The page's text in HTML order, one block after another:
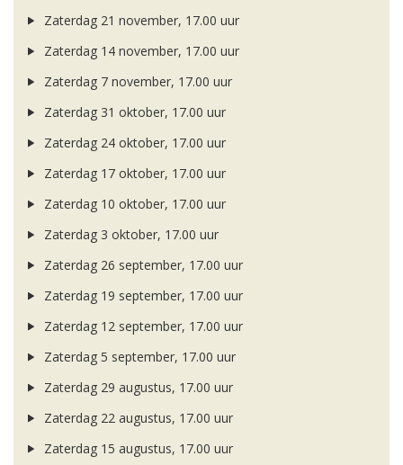
Zaterdag 21 november, 17.00 uur
Zaterdag 14 november, 17.00 uur
Zaterdag 7 november, 17.00 uur
Zaterdag 31 oktober, 17.00 uur
Zaterdag 24 oktober, 17.00 uur
Zaterdag 17 oktober, 17.00 uur
Zaterdag 10 oktober, 17.00 uur
Zaterdag 3 oktober, 17.00 uur
Zaterdag 26 september, 17.00 uur
Zaterdag 19 september, 17.00 uur
Zaterdag 12 september, 17.00 uur
Zaterdag 5 september, 17.00 uur
Zaterdag 29 augustus, 17.00 uur
Zaterdag 22 augustus, 17.00 uur
Zaterdag 15 augustus, 17.00 uur